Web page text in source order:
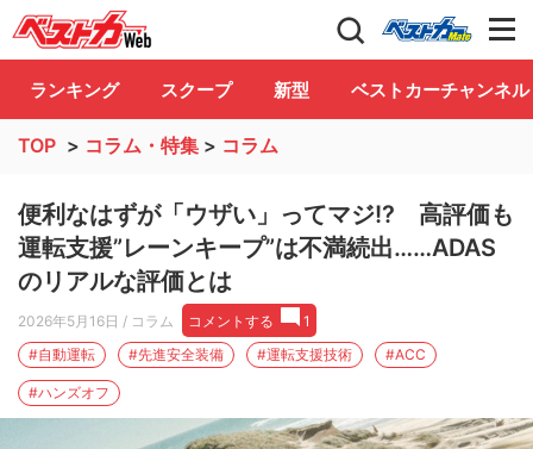
自動車情報誌「ベストカー」 Club
ランキング スクープ 新型 ベストカーチャンネル
TOP > コラム・特集 > コラム
便利なはずが「ウザい」ってマジ!? 高評価も
運転支援”レーンキープ”は不満続出……ADAS
のリアルな評価とは
2026年5月16日 / コラム コメントする
1
#自動運転
#先進安全装備 #運転支援技術 #ACC
#ハンズオフ